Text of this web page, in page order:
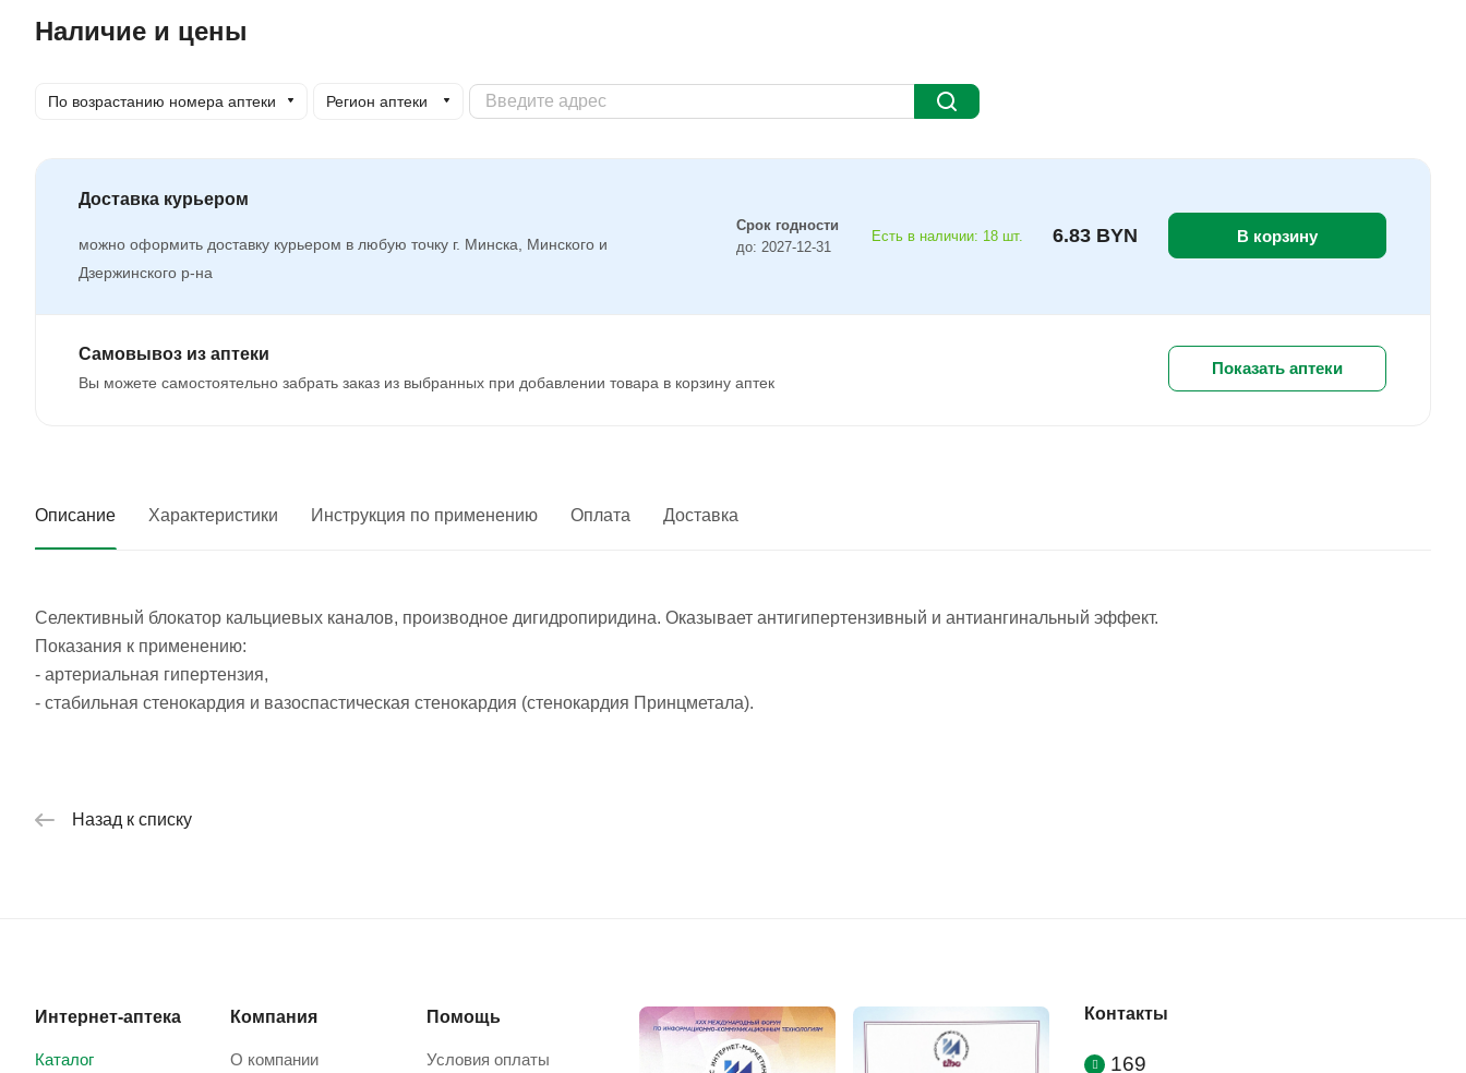
Наличие и цены
По возрастанию номера аптеки Регион аптеки
Доставка курьером
можно оформить доставку курьером в любую точку г. Минска, Минского и
Дзержинского р-на
Срок годности
до: 2027-12-31
Есть в наличии: 18 шт. 6.83 BYN В корзину
Самовывоз из аптеки
Вы можете самостоятельно забрать заказ из выбранных при добавлении товара в корзину аптек
Показать аптеки
Описание Характеристики Инструкция по применению Оплата Доставка
Селективный блокатор кальциевых каналов, производное дигидропиридина. Оказывает антигипертензивный и антиангинальный эффект.
Показания к применению:
- артериальная гипертензия,
- стабильная стенокардия и вазоспастическая стенокардия (стенокардия Принцметала).
Назад к списку
Интернет-аптека
Каталог
Компания
О компании
Помощь
Условия оплаты
Контакты
169